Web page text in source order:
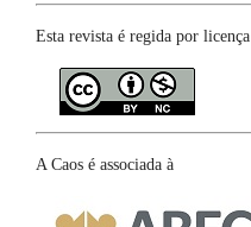
Esta revista é regida por licença
A Caos é associada à